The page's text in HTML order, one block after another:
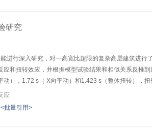
研究
进行深入研究，对一高宽比超限的复杂高层建筑进
和扭转效应，并根据模型试验结果和相似关系反推
），1.72 s（ X向平动）和1.423 s（整体扭转），
应
<批量引用>